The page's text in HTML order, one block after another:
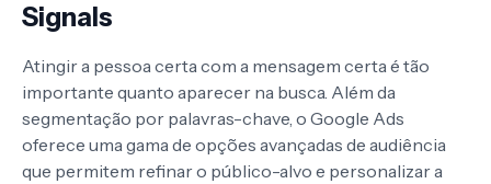
Signals
Atingir a pessoa certa com a mensagem certa é tão
importante quanto aparecer na busca. Além da
segmentação por palavras-chave, o Google Ads
oferece uma gama de opções avançadas de audiência
que permitem refinar o público-alvo e personalizar a